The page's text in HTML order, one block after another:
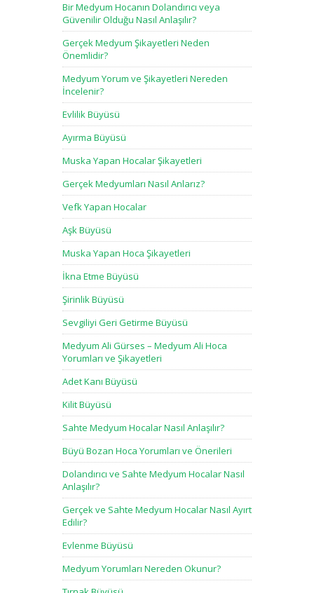
Bir Medyum Hocanın Dolandırıcı veya
Güvenilir Olduğu Nasıl Anlaşılır?
Gerçek Medyum Şikayetleri Neden
Önemlidir?
Medyum Yorum ve Şikayetleri Nereden
İncelenir?
Evlilik Büyüsü
Ayırma Büyüsü
Muska Yapan Hocalar Şikayetleri
Gerçek Medyumları Nasıl Anlarız?
Vefk Yapan Hocalar
Aşk Büyüsü
Muska Yapan Hoca Şikayetleri
İkna Etme Büyüsü
Şirinlik Büyüsü
Sevgiliyi Geri Getirme Büyüsü
Medyum Ali Gürses – Medyum Ali Hoca
Yorumları ve Şikayetleri
Adet Kanı Büyüsü
Kilit Büyüsü
Sahte Medyum Hocalar Nasıl Anlaşılır?
Büyü Bozan Hoca Yorumları ve Önerileri
Dolandırıcı ve Sahte Medyum Hocalar Nasıl
Anlaşılır?
Gerçek ve Sahte Medyum Hocalar Nasıl Ayırt
Edilir?
Evlenme Büyüsü
Medyum Yorumları Nereden Okunur?